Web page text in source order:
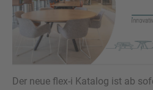
Der neue flex-i Katalog ist ab